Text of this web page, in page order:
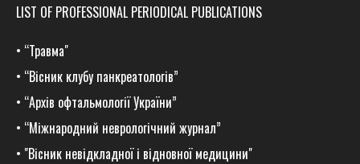
LIST OF PROFESSIONAL PERIODICAL PUBLICATIONS
• “Травма"
• “Вісник клубу панкреатологів”
• “Архів офтальмології України”
• “Міжнародний неврологічний журнал”
• "Вісник невідкладної і відновної медицини"